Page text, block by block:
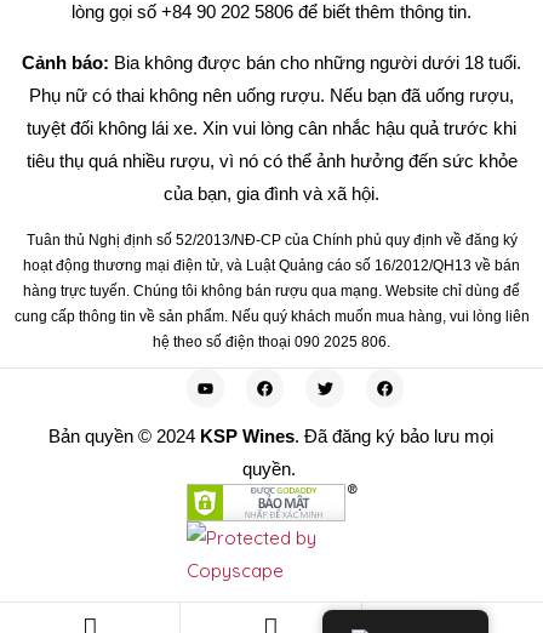
lòng gọi số +84 90 202 5806 để biết thêm thông tin.
Cảnh báo: Bia không được bán cho những người dưới 18 tuổi.
Phụ nữ có thai không nên uống rượu. Nếu bạn đã uống rượu,
tuyệt đối không lái xe. Xin vui lòng cân nhắc hậu quả trước khi
tiêu thụ quá nhiều rượu, vì nó có thể ảnh hưởng đến sức khỏe
của bạn, gia đình và xã hội.
Tuân thủ Nghị định số 52/2013/NĐ-CP của Chính phủ quy định về đăng ký
hoạt động thương mại điện tử, và Luật Quảng cáo số 16/2012/QH13 về bán
hàng trực tuyến. Chúng tôi không bán rượu qua mạng. Website chỉ dùng để
cung cấp thông tin về sản phẩm. Nếu quý khách muốn mua hàng, vui lòng liên
hệ theo số điện thoại 090 2025 806.
Bản quyền © 2024 KSP Wines. Đã đăng ký bảo lưu mọi
quyền.